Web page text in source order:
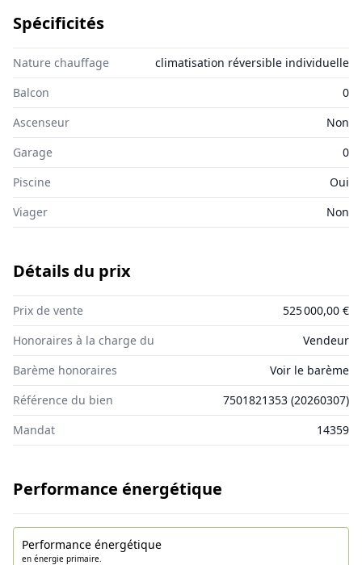
Spécificités
Nature chauffage
climatisation réversible individuelle
Balcon
0
Ascenseur
Non
Garage
0
Piscine
Oui
Viager
Non
Détails du prix
Prix de vente
525 000,00 €
Honoraires à la charge du
Vendeur
Barème honoraires
Voir le barème
Référence du bien
7501821353 (20260307)
Mandat
14359
Performance énergétique
Performance énergétique
en énergie primaire.